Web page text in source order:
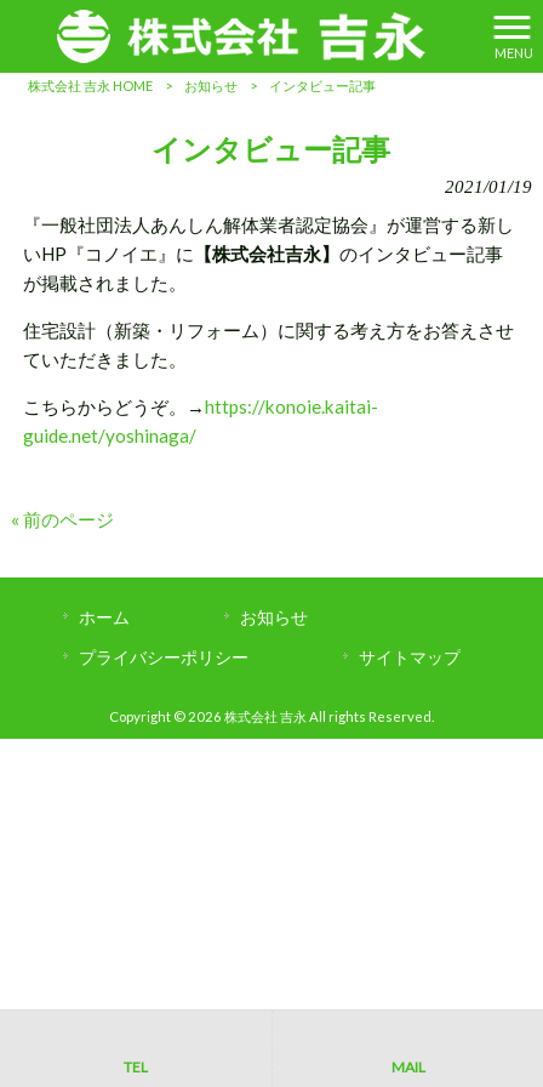
MENU
株式会社 吉永 HOME > お知らせ > インタビュー記事
インタビュー記事
2021/01/19
『一般社団法人あんしん解体業者認定協会』が運営する新し
いHP『コノイエ』に
【株式会社吉永】 のインタビュー記事
が掲載されました。
住宅設計（新築・リフォーム）に関する考え方をお答えさせ
ていただきました。
こちらからどうぞ。→https://konoie.kaitai-
guide.net/yoshinaga/
« 前のページ
ホーム
お知らせ
プライバシーポリシー
サイトマップ
Copyright © 2026 株式会社 吉永 All rights Reserved.
TEL MAIL